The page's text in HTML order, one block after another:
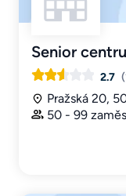
Senior
2.7
Pražská 20,
50 - 99